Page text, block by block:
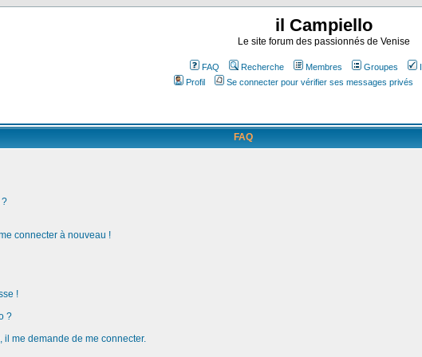
il Campiello
Le site forum des passionnés de Venise
FAQ Recherche Membres Groupes
Profil
Se connecter pour vérifier ses messages privés
FAQ
?
connecter à nouveau !
!
?
me demande de me connecter.